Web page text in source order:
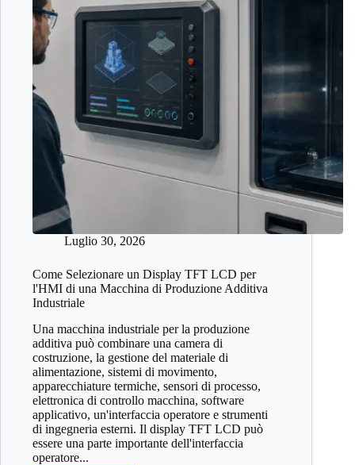
Luglio 30, 2026
Come Selezionare un Display TFT LCD per
l'HMI di una Macchina di Produzione Additiva
Industriale
Una macchina industriale per la produzione
additiva può combinare una camera di
costruzione, la gestione del materiale di
alimentazione, sistemi di movimento,
apparecchiature termiche, sensori di processo,
elettronica di controllo macchina, software
applicativo, un'interfaccia operatore e strumenti
di ingegneria esterni. Il display TFT LCD può
essere una parte importante dell'interfaccia
operatore...